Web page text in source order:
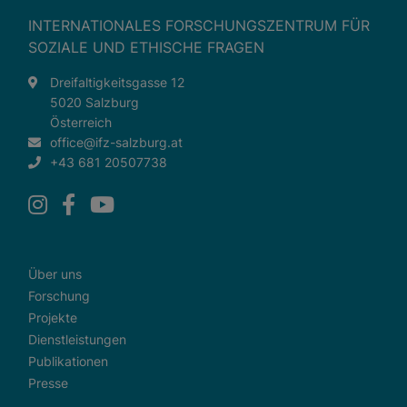
INTERNATIONALES FORSCHUNGSZENTRUM FÜR
SOZIALE UND ETHISCHE FRAGEN
Dreifaltigkeitsgasse 12
5020 Salzburg
Österreich
office@ifz-salzburg.at
+43 681 20507738
Über uns
Forschung
Projekte
Dienstleistungen
Publikationen
Presse
bedarf der Zugriff auf externe Inhalte keiner manuellen
Zustimmung mehr.
Eingebettete Inhalte